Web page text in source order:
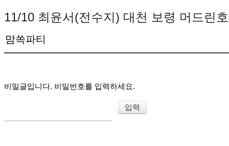
11/10 최윤서(전수지) 대천 보령 머드린
맘쏙파티
비밀글입니다. 비밀번호를 입력하세요.